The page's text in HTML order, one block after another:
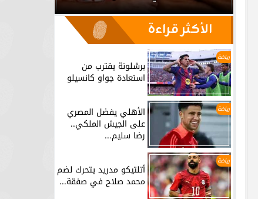
الأكثر قراءة
رياضة
برشلونة يقترب من
استعادة جواو كانسيلو
رياضة الأهلي يفضل المصري
على الجيش الملكي..
رضا سليم...
رياضة
أتلتيكو مدريد يتحرك لضم
محمد صلاح في صفقة...